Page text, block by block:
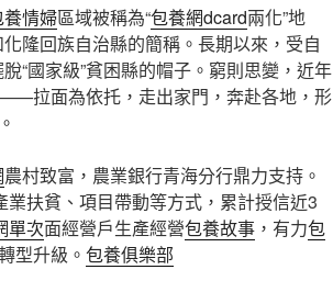
養情婦區域被稱為“包養網dcard兩化”地
隆回族自治縣的簡稱。長期以來，受自
“國家級”貧困縣的帽子。窮則思變，近年
拉面為依托，走出家門，奔赴各地，形
農村致富，農業銀行青海分行鼎力支持。
業扶貧、項目帶動等方式，累計授信近3
單次面經營戶生產經營包養故事 ，有力包
型升級。 包養俱樂部